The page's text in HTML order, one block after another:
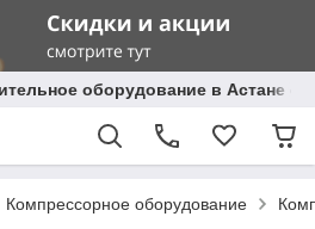
оборудование в Астане с
Компрессорное оборудование